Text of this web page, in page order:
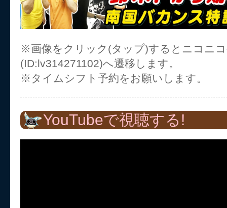
※画像をクリック(タップ)するとニコニ
(ID:lv314271102)へ遷移します。
※タイムシフト予約をお願いします。
YouTubeで視聴する!